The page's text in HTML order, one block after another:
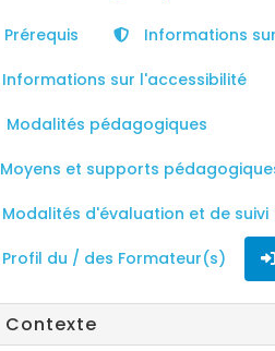
Prérequis Informations
Informations sur l'accessibilité
Modalités pédagogiques
Moyens et supports
Modalités d'évaluation et de suivi
Profil du / des Formateur(s)
Contexte